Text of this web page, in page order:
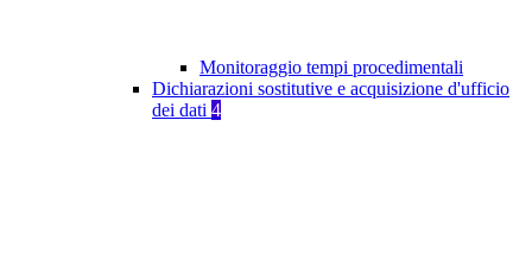
Monitoraggio tempi procedimentali
Dichiarazioni sostitutive e acquisizione d'ufficio
dei dati 4